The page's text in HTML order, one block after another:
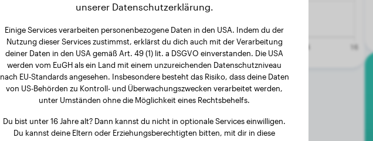
unserer Datenschutzerklärung.
Einige Services verarbeiten personenbezogene Daten in den USA. Indem du der
Nutzung dieser Services zustimmst, erklärst du dich auch mit der Verarbeitung
deiner Daten in den USA gemäß Art. 49 (1) lit. a DSGVO einverstanden. Die USA
werden vom EuGH als ein Land mit einem unzureichenden Datenschutzniveau
nach EU-Standards angesehen. Insbesondere besteht das Risiko, dass deine Daten
von US-Behörden zu Kontroll- und Überwachungszwecken verarbeitet werden,
unter Umständen ohne die Möglichkeit eines Rechtsbehelfs.
Du bist unter 16 Jahre alt? Dann kannst du nicht in optionale Services einwilligen.
Du kannst deine Eltern oder Erziehungsberechtigten bitten, mit dir in diese